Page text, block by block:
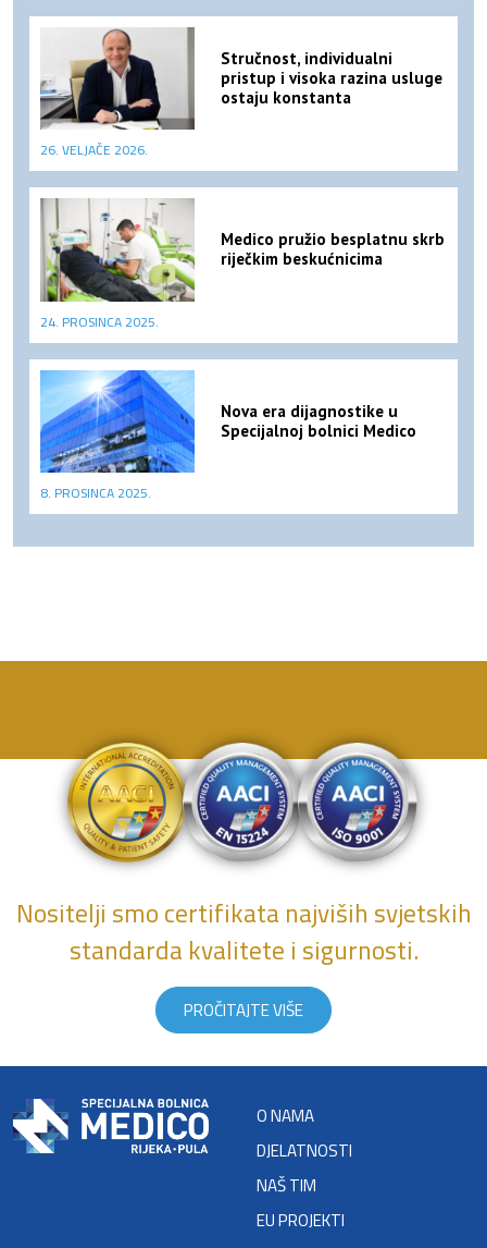
Stručnost, individualni
pristup i visoka razina usluge
ostaju konstanta
26. VELJAČE 2026.
Medico pružio besplatnu skrb
riječkim beskućnicima
24. PROSINCA 2025.
Nova era dijagnostike u
Specijalnoj bolnici Medico
8. PROSINCA 2025.
Nositelji smo certifikata najviših svjetskih
standarda kvalitete i sigurnosti.
PROČITAJTE VIŠE
O NAMA
DJELATNOSTI
NAŠ TIM
EU PROJEKTI